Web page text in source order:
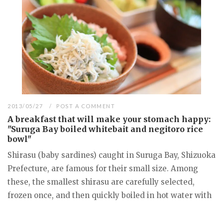
2013/05/27 POST A COMMENT
A breakfast that will make your stomach happy:
"Suruga Bay boiled whitebait and negitoro rice
bowl"
Shirasu (baby sardines) caught in Suruga Bay, Shizuoka
Prefecture, are famous for their small size. Among
these, the smallest shirasu are carefully selected,
frozen once, and then quickly boiled in hot water with